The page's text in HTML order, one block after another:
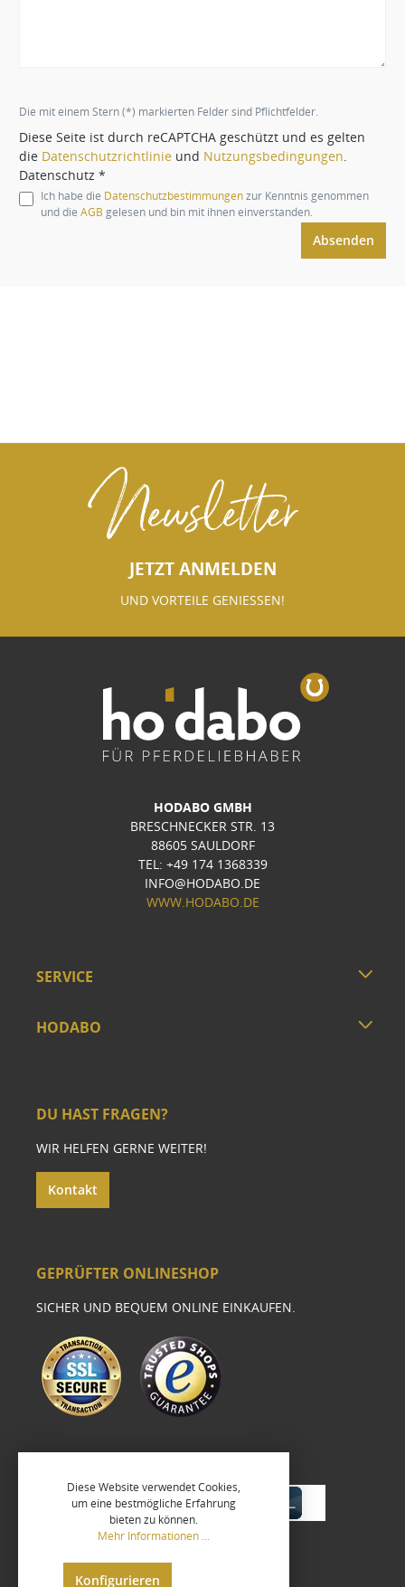
Die mit einem Stern (*) markierten Felder sind Pflichtfelder.
Diese Seite ist durch reCAPTCHA geschützt und es gelten
die Datenschutzrichtlinie und Nutzungsbedingungen
Datenschutz *
Ich habe die Datenschutzbestimmungenzur Kenntnis genommen
und die AGB gelesen und bin mit ihnen einverstanden.
Absenden
Newsletter
JETZT ANMELDEN
UND VORTEILE GENIESSEN!
HODABO GMBH
BRESCHNECKER STR. 13
88605 SAULDORF
TEL: +49 174 1368339
INFO@HODABO.DE
WWW.HODABO.DE
SERVICE
HODABO
DU HAST FRAGEN?
WIR HELFEN GERNE WEITER!
Kontakt
GEPRÜFTER ONLINESHOP
SICHER UND BEQUEM ONLINE EINKAUFEN.
Diese Website verwendet Cookies,
um eine bestmögliche Erfahrung
bieten zu können.
Mehr Informationen ...
Konfigurieren